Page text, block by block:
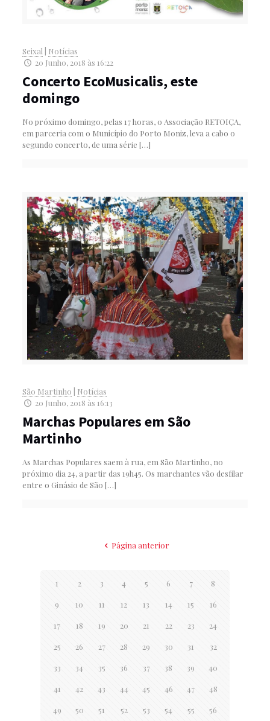
Seixal
Notícias
20 Junho, 2018 às 16:22
Concerto EcoMusicalis, este
domingo
No próximo domingo, pelas 17 horas, o Associação RETOIÇA,
em parceria com o Município do Porto Moniz, leva a cabo o
segundo concerto, de uma série […]
São Martinho
Notícias
20 Junho, 2018 às 16:13
Marchas Populares em São
Martinho
As Marchas Populares saem à rua, em São Martinho, no
próximo dia 24, a partir das 19h45. Os marchantes vão desfilar
entre o Ginásio de São […]
Página anterior
1 2 3 4 5 6 7 8
9 10 11 12 13 14 15 16
17 18 19 20 21 22 23 24
25 26 27 28 29 30 31 32
33 34 35 36 37 38 39 40
41 42 43 44 45 46 47 48
49 50 51 52 53 54 55 56